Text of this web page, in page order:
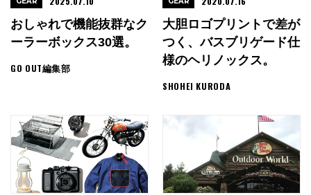
おしゃれで機能抜群なク
ーラーボックス30選。
GO OUT編集部
大胆ロゴプリントで差が
つく、バスブリゲード仕
様のヘリノックス。
SHOHEI KURODA